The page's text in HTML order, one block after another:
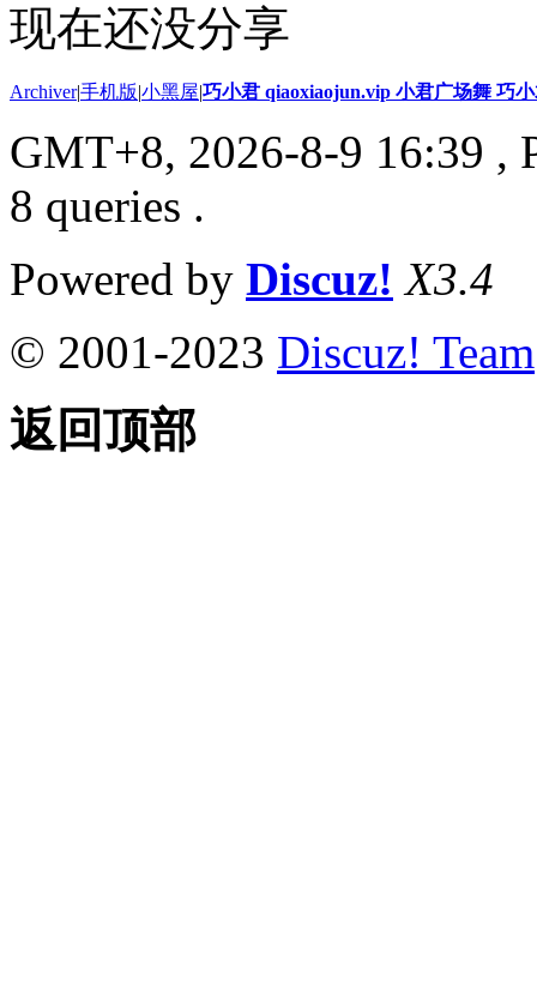
现在还没分享
Archiver|手机版|小黑屋|巧小君 qiaoxiaojun.vip 小君广场舞 巧
GMT+8, 2026-8-9 16:39 ,
8 queries .
Powered by Discuz! X3.4
© 2001-2023 Discuz! Team
返回顶部